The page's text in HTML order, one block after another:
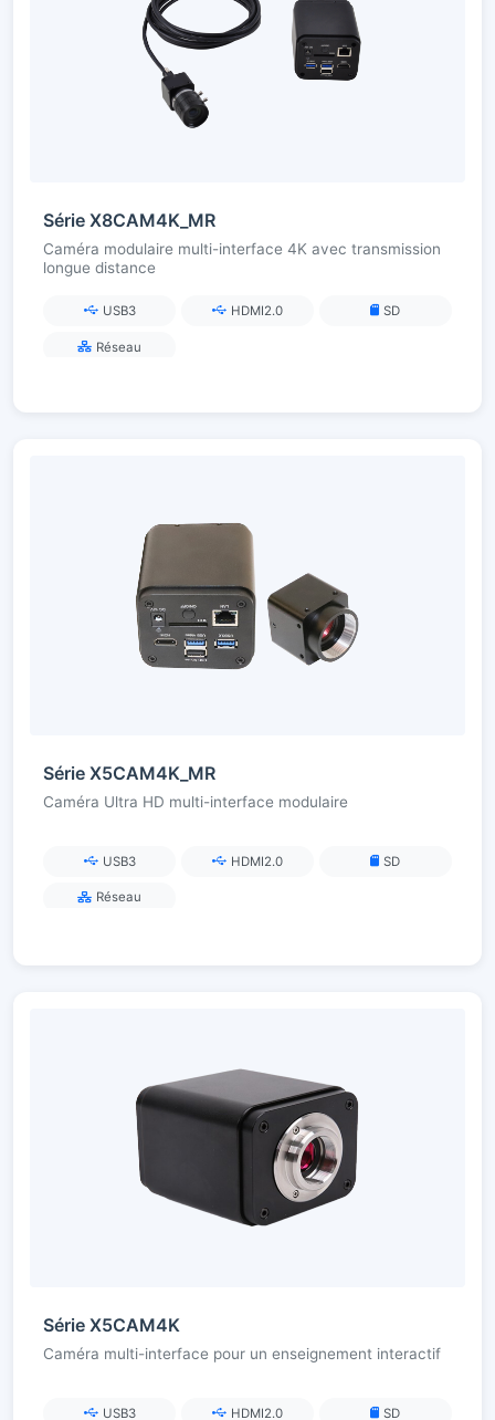
Série X8CAM4K_MR
Caméra modulaire multi-interface 4K avec transmission
longue distance
USB3 HDMI2.0 SD
Réseau
Série X5CAM4K_MR
Caméra Ultra HD multi-interface modulaire
USB3 HDMI2.0 SD
Réseau
Série X5CAM4K
Caméra multi-interface pour un enseignement interactif
USB3 HDMI2.0 SD